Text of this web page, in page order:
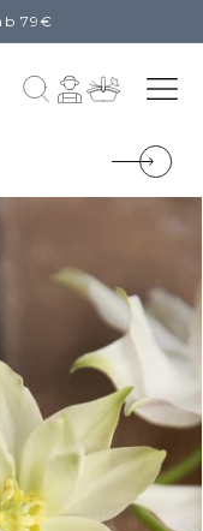
79€
Einloggen
Warenkorb